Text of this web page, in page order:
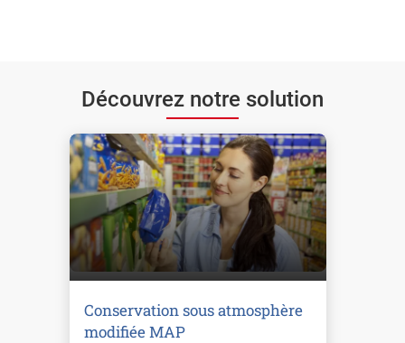
Découvrez notre solution
Conservation sous atmosphère
modifiée MAP